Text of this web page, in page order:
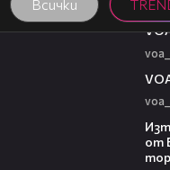
Всички 21:59
от